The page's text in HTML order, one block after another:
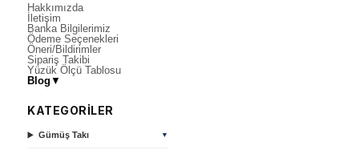
Hakkımızda
İletişim
Banka Bilgilerimiz
Ödeme Seçenekleri
Öneri/Bildirimler
Sipariş Takibi
Yüzük Ölçü Tablosu
Blog ▼
KATEGORİLER
Gümüş Takı ▼